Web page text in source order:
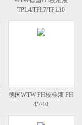
TPL4/TPL7/TPL10
德国WTW PH校准液 PH
4/7/10